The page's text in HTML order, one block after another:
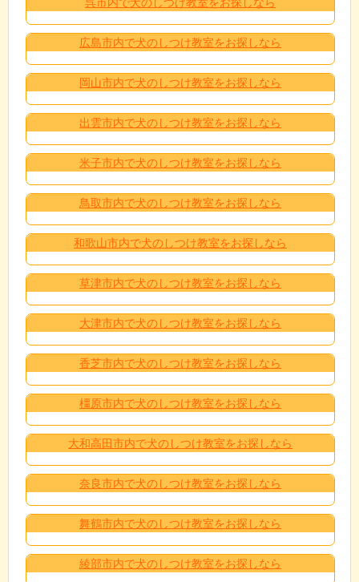
広島市内で犬のしつけ教室をお探しなら
岡山市内で犬のしつけ教室をお探しなら
出雲市内で犬のしつけ教室をお探しなら
米子市内で犬のしつけ教室をお探しなら
鳥取市内で犬のしつけ教室をお探しなら
和歌山市内で犬のしつけ教室をお探しなら
草津市内で犬のしつけ教室をお探しなら
大津市内で犬のしつけ教室をお探しなら
香芝市内で犬のしつけ教室をお探しなら
橿原市内で犬のしつけ教室をお探しなら
大和高田市内で犬のしつけ教室をお探しなら
奈良市内で犬のしつけ教室をお探しなら
舞鶴市内で犬のしつけ教室をお探しなら
綾部市内で犬のしつけ教室をお探しなら